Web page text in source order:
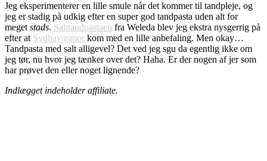
Jeg eksperimenterer en lille smule når det kommer til tandpleje, og
jeg er stadig på udkig efter en super god tandpasta uden alt for
megetstads. Salttandpastaen fra Weleda blev jeg ekstra nysgerrig på
efter at Sydhavnsmor kom med en lille anbefaling. Men okay…
Tandpasta med salt alligevel? Det ved jeg sgu da egentlig ikke om
jeg tør, nu hvor jeg tænker over det? Haha. Er der nogen af jer som
har prøvet den eller noget lignende?
Indlægget indeholder affiliate.